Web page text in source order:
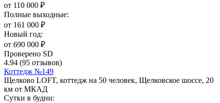
от 110 000 ₽
Полные выходные:
от 161 000 ₽
Новый год:
от 690 000 ₽
Проверено SD
4.94 (95 отзывов)
Коттедж №149
Щелково LOFT, коттедж на 50 человек, Щелковское шоссе, 20
км от МКАД
Сутки в будни: